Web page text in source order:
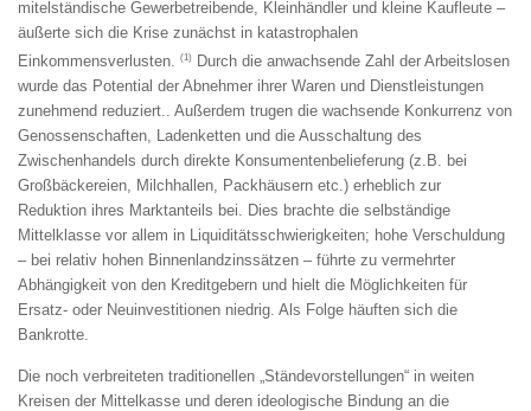
mitelständische Gewerbetreibende, Kleinhändler und kleine Kaufleute –
äußerte sich die Krise zunächst in katastrophalen
Einkommensverlusten. (1)
Durch die anwachsende Zahl der Arbeitslosen
wurde das Potential der Abnehmer ihrer Waren und Dienstleistungen
zunehmend reduziert.. Außerdem trugen die wachsende Konkurrenz von
Genossenschaften, Ladenketten und die Ausschaltung des
Zwischenhandels durch direkte Konsumentenbelieferung (z.B. bei
Großbäckereien, Milchhallen, Packhäusern etc.) erheblich zur
Reduktion ihres Marktanteils bei. Dies brachte die selbständige
Mittelklasse vor allem in Liquiditätsschwierigkeiten; hohe Verschuldung
– bei relativ hohen Binnenlandzinssätzen – führte zu vermehrter
Abhängigkeit von den Kreditgebern und hielt die Möglichkeiten für
Ersatz- oder Neuinvestitionen niedrig. Als Folge häuften sich die
Bankrotte.
Die noch verbreiteten traditionellen „Ständevorstellungen“ in weiten
Kreisen der Mittelkasse und deren ideologische Bindung an die